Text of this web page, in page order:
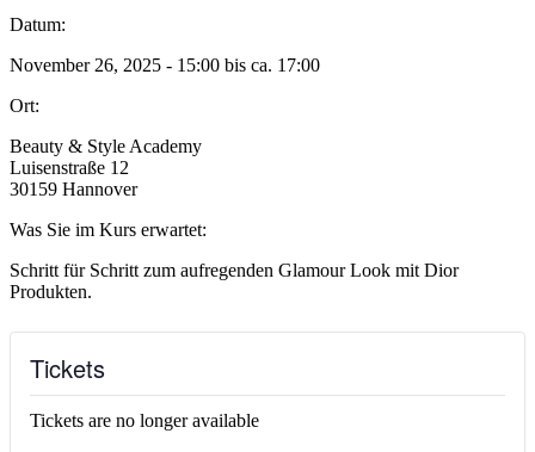
Datum:
November 26, 2025 - 15:00 bis ca. 17:00
Ort:
Beauty & Style Academy
Luisenstraße 12
30159 Hannover
Was Sie im Kurs erwartet:
Schritt für Schritt zum aufregenden Glamour Look mit Dior
Produkten.
Tickets
Tickets are no longer available